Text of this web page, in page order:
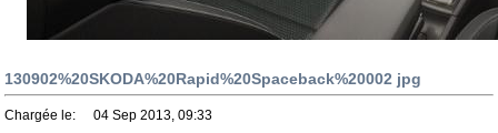
130902%20SKODA%20Rapid%20Spaceback%20002 jpg
Chargée le:
04 Sep 2013, 09:33